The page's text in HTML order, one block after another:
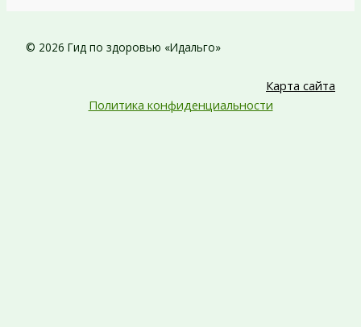
© 2026 Гид по здоровью «Идальго»
Карта сайта
Политика конфиденциальности